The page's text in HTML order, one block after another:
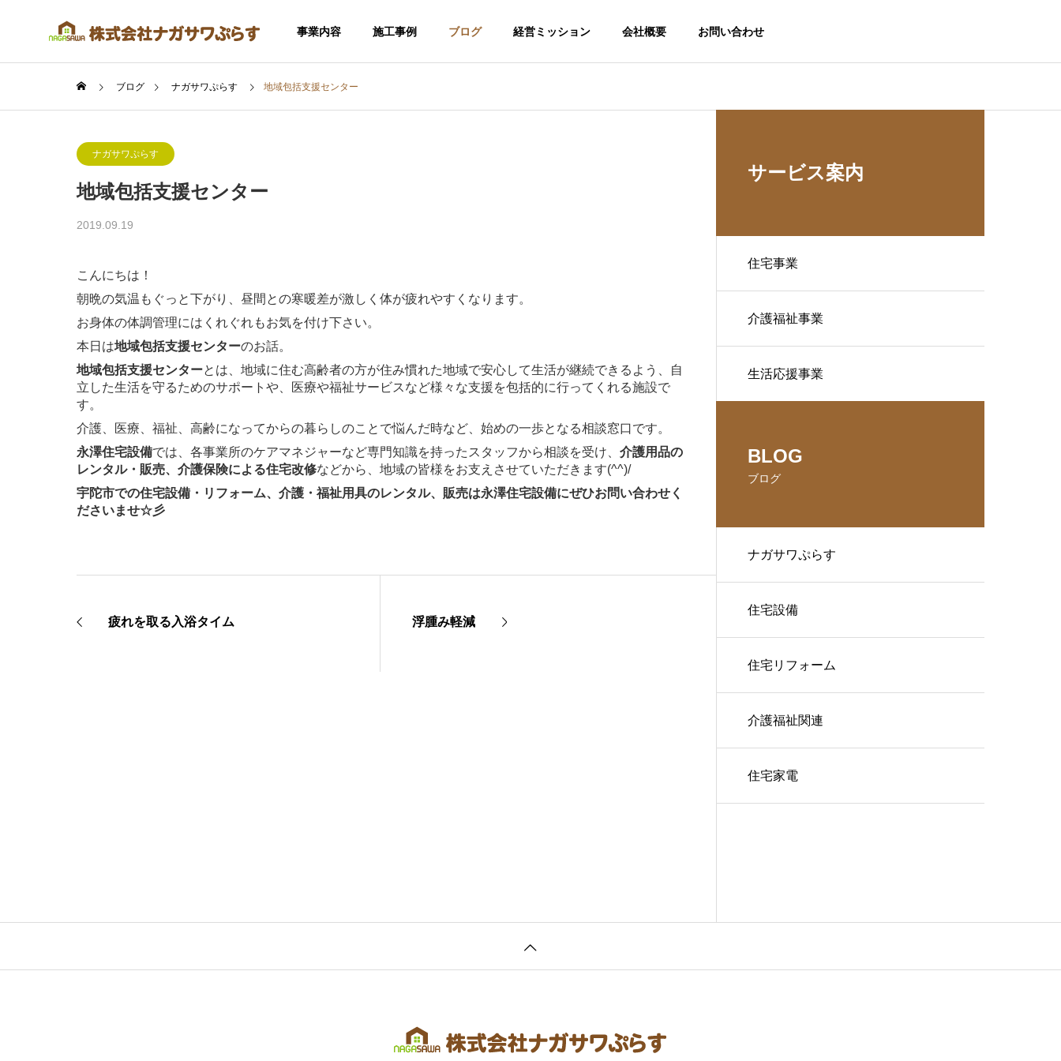
事業内容 施工事例 ブログ 経営ミッション 会社概要 お問い合わせ
事業内容
ブログ ナガサワぷらす 地域包括支援センター
ナガサワぷらす
地域包括支援センター
2019.09.19
こんにちは！
朝晩の気温もぐっと下がり、昼間との寒暖差が激しく体が疲れやすくなります。
お身体の体調管理にはくれぐれもお気を付け下さい。
本日は地域包括支援センターのお話。
地域包括支援センターとは、地域に住む高齢者の方が住み慣れた地域で安心して生活が継続できるよう、自
立した生活を守るためのサポートや、医療や福祉サービスなど様々な支援を包括的に行ってくれる施設で
す。
介護、医療、福祉、高齢になってからの暮らしのことで悩んだ時など、始めの一歩となる相談窓口です。
永澤住宅設備では、各事業所のケアマネジャーなど専門知識を持ったスタッフから相談を受け、 介護用品の
レンタル・販売、介護保険による住宅改修などから、地域の皆様をお支えさせていただきます(^^)/
宇陀市での住宅設備・リフォーム、介護・福祉用具のレンタル、販売は永澤住宅設備にぜひお問い合わせく
ださいませ☆彡
疲れを取る入浴タイム 浮腫み軽減
サービス案内
住宅事業
介護福祉事業
生活応援事業
BLOG
ブログ
ナガサワぷらす
住宅設備
住宅リフォーム
介護福祉関連
住宅家電